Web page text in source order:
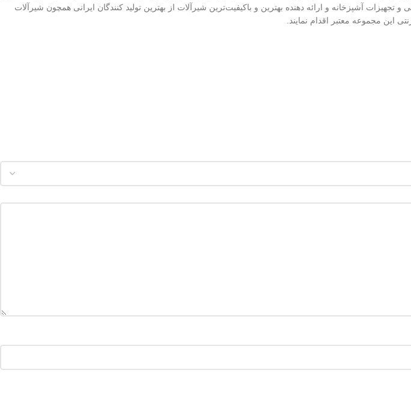
آشپزخانه و ارائه دهنده بهترین و باکیفیت‌ترین شیرآلات از بهترین تولید کنندگان ایرانی همچون شیرآلات
مجموعه معتبر اقدام نمایند.